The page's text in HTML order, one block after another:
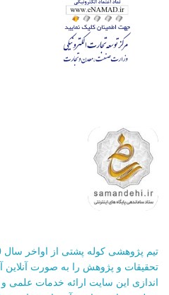
تحقیقات و پژوهش را به صورت
اندازی این سایت ارائه خدمات علمی